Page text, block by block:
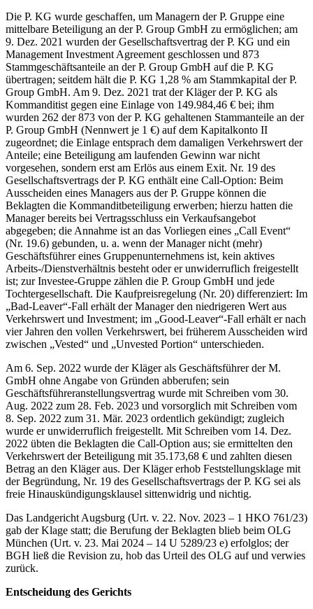
Die P. KG wurde geschaffen, um Managern der P. Gruppe eine
mittelbare Beteiligung an der P. Group GmbH zu ermöglichen; am
9. Dez. 2021 wurden der Gesellschaftsvertrag der P. KG und ein
Management Investment Agreement geschlossen und 873
Stammgeschäftsanteile an der P. Group GmbH auf die P. KG
übertragen; seitdem hält die P. KG 1,28 % am Stammkapital der P.
Group GmbH. Am 9. Dez. 2021 trat der Kläger der P. KG als
Kommanditist gegen eine Einlage von 149.984,46 € bei; ihm
wurden 262 der 873 von der P. KG gehaltenen Stammanteile an der
P. Group GmbH (Nennwert je 1 €) auf dem Kapitalkonto II
zugeordnet; die Einlage entsprach dem damaligen Verkehrswert der
Anteile; eine Beteiligung am laufenden Gewinn war nicht
vorgesehen, sondern erst am Erlös aus einem Exit. Nr. 19 des
Gesellschaftsvertrags der P. KG enthält eine Call‑Option: Beim
Ausscheiden eines Managers aus der P. Gruppe können die
Beklagten die Kommanditbeteiligung erwerben; hierzu hatten die
Manager bereits bei Vertragsschluss ein Verkaufsangebot
abgegeben; die Annahme ist an das Vorliegen eines „Call Event“
(Nr. 19.6) gebunden, u. a. wenn der Manager nicht (mehr)
Geschäftsführer eines Gruppenunternehmens ist, kein aktives
Arbeits-/Dienstverhältnis besteht oder er unwiderruflich freigestellt
ist; zur Investee‑Gruppe zählen die P. Group GmbH und jede
Tochtergesellschaft. Die Kaufpreisregelung (Nr. 20) differenziert: Im
„Bad‑Leaver“-Fall erhält der Manager den niedrigeren Wert aus
Verkehrswert und Investment; im „Good‑Leaver“-Fall erhält er nach
vier Jahren den vollen Verkehrswert, bei früherem Ausscheiden wird
zwischen „Vested“ und „Unvested Portion“ unterschieden.
Am 6. Sep. 2022 wurde der Kläger als Geschäftsführer der M.
GmbH ohne Angabe von Gründen abberufen; sein
Geschäftsführeranstellungsvertrag wurde mit Schreiben vom 30.
Aug. 2022 zum 28. Feb. 2023 und vorsorglich mit Schreiben vom
8. Sep. 2022 zum 31. Mär. 2023 ordentlich gekündigt; zugleich
wurde er unwiderruflich freigestellt. Mit Schreiben vom 14. Dez.
2022 übten die Beklagten die Call‑Option aus; sie ermittelten den
Verkehrswert der Beteiligung mit 35.173,68 € und zahlten diesen
Betrag an den Kläger aus. Der Kläger erhob Feststellungsklage mit
der Begründung, Nr. 19 des Gesellschaftsvertrags der P. KG sei als
freie Hinauskündigungsklausel sittenwidrig und nichtig.
Das Landgericht Augsburg (Urt. v. 22. Nov. 2023 – 1 HKO 761/23)
gab der Klage statt; die Berufung der Beklagten blieb beim OLG
München (Urt. v. 23. Mai 2024 – 14 U 5289/23 e) erfolglos; der
BGH ließ die Revision zu, hob das Urteil des OLG auf und verwies
zurück.
Entscheidung des Gerichts